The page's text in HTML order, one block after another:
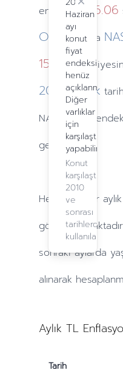
Haziran
ayı
konut
fiyat
endeksi
henüz
açıklanmadı.
Diğer
varlıklar
için
karşılaştırma
yapabilirsiniz.
Konut
karşılaştırma,
2010
ve
sonrası
tarihlerde
kullanılabilir.
Close
endeksi1106.06
Ocak ayında
1519.63
2005 Ocak
NASDAQ100
gerçekleşti.
Hesaplamalar aylık
göre
sonraki aylarda
alınarak
Aylık TL
Tarih